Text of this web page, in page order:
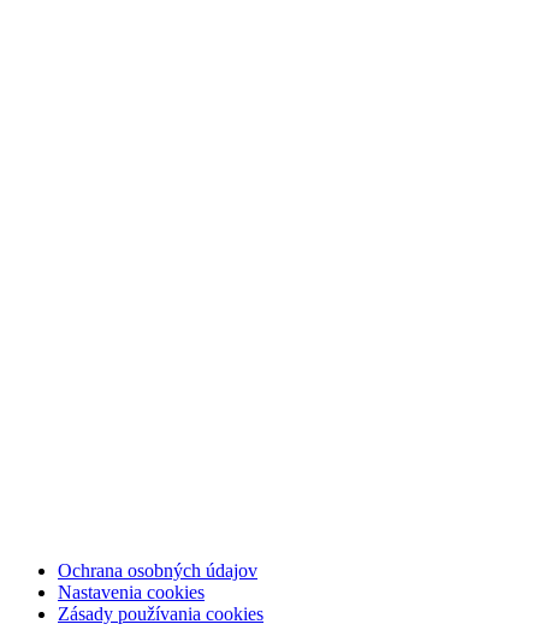
Ochrana osobných údajov
Nastavenia cookies
Zásady používania cookies